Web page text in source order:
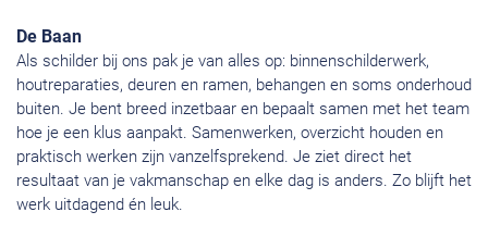
De Baan
Als schilder bij ons pak je van alles op: binnenschilderwerk,
houtreparaties, deuren en ramen, behangen en soms onderhoud
buiten. Je bent breed inzetbaar en bepaalt samen met het team
hoe je een klus aanpakt. Samenwerken, overzicht houden en
praktisch werken zijn vanzelfsprekend. Je ziet direct het
resultaat van je vakmanschap en elke dag is anders. Zo blijft het
werk uitdagend én leuk.